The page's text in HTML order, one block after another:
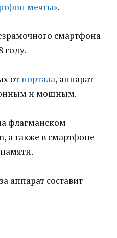
мечты».
смартфона
году.
от портала, аппарат
и мощным.
флагманском
а также в смартфоне
аппарат составит